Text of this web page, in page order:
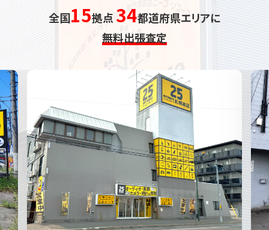
全国15拠点 34都道府県エリアに
無料出張査定